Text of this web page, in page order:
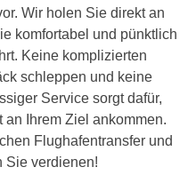
Wir holen Sie direkt an
komfortabel und pünktlich
Keine komplizierten
schleppen und keine
Service sorgt dafür,
Ihrem Ziel ankommen.
Flughafentransfer und
Sie verdienen!